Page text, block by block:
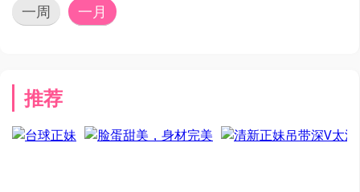
一周 一月
推荐